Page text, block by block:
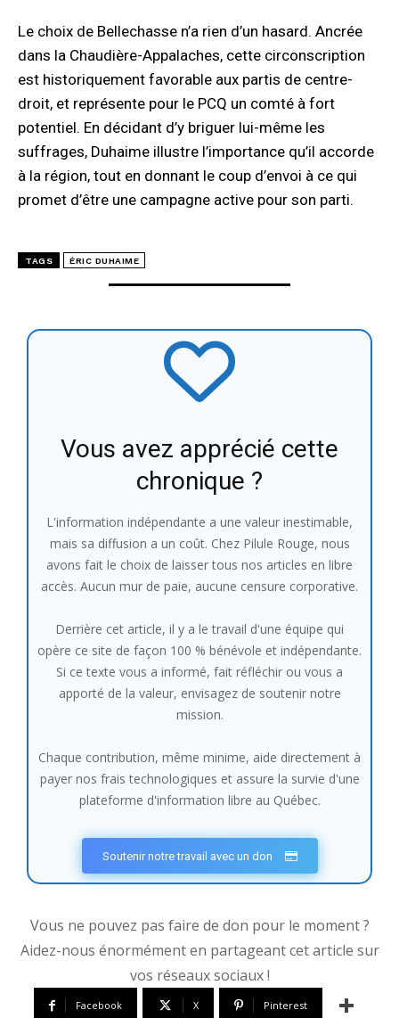
Le choix de Bellechasse n’a rien d’un hasard. Ancrée
dans la Chaudière-Appalaches, cette circonscription
est historiquement favorable aux partis de centre-
droit, et représente pour le PCQ un comté à fort
potentiel. En décidant d’y briguer lui-même les
suffrages, Duhaime illustre l’importance qu’il accorde
à la région, tout en donnant le coup d’envoi à ce qui
promet d’être une campagne active pour son parti.
TAGS ÉRIC DUHAIME
Vous avez apprécié cette
chronique ?
L'information indépendante a une valeur inestimable,
mais sa diffusion a un coût. Chez Pilule Rouge, nous
avons fait le choix de laisser tous nos articles en libre
accès. Aucun mur de paie, aucune censure corporative.
Derrière cet article, il y a le travail d'une équipe qui
opère ce site de façon 100 % bénévole et indépendante.
Si ce texte vous a informé, fait réfléchir ou vous a
apporté de la valeur, envisagez de soutenir notre
mission.
Chaque contribution, même minime, aide directement à
payer nos frais technologiques et assure la survie d'une
plateforme d'information libre au Québec.
Soutenir notre travail avec un don
Vous ne pouvez pas faire de don pour le moment ?
Aidez-nous énormément en partageant cet article sur
vos réseaux sociaux !
Facebook X Pinterest